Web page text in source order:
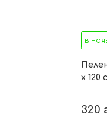
в
х 120
320